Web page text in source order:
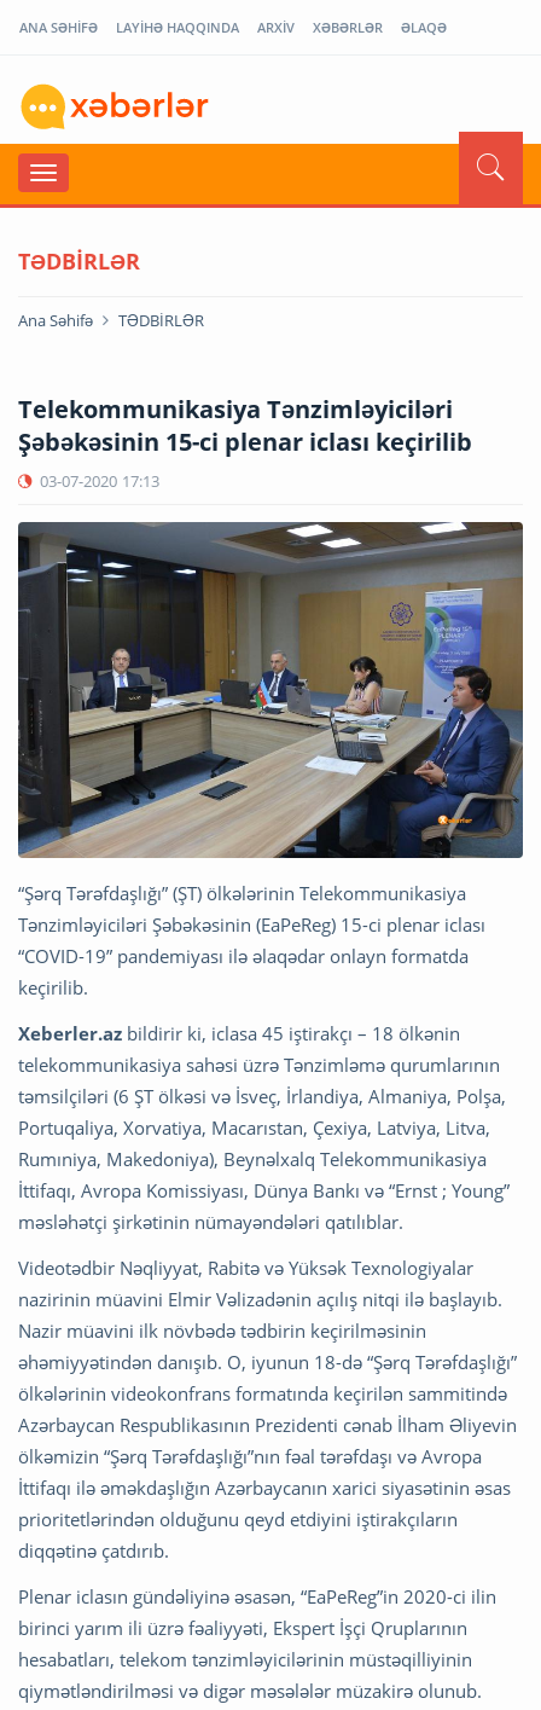
ANA SƏHİFƏ LAYİHƏ HAQQINDA ARXİV XƏBƏRLƏR ƏLAQƏ
TƏDBİRLƏR
Ana Səhifə TƏDBİRLƏR
Telekommunikasiya Tənzimləyiciləri
Şəbəkəsinin 15-ci plenar iclası keçirilib
03-07-2020 17:13
“Şərq Tərəfdaşlığı” (ŞT) ölkələrinin Telekommunikasiya
Tənzimləyiciləri Şəbəkəsinin (EaPeReg) 15-ci plenar iclası
“COVID-19” pandemiyası ilə əlaqədar onlayn formatda
keçirilib.
Xeberler.az bildirir ki, iclasa 45 iştirakçı – 18 ölkənin
telekommunikasiya sahəsi üzrə Tənzimləmə qurumlarının
təmsilçiləri (6 ŞT ölkəsi və İsveç, İrlandiya, Almaniya, Polşa,
Portuqaliya, Xorvatiya, Macarıstan, Çexiya, Latviya, Litva,
Rumıniya, Makedoniya), Beynəlxalq Telekommunikasiya
İttifaqı, Avropa Komissiyası, Dünya Bankı və “Ernst ; Young”
məsləhətçi şirkətinin nümayəndələri qatılıblar.
Videotədbir Nəqliyyat, Rabitə və Yüksək Texnologiyalar
nazirinin müavini Elmir Vəlizadənin açılış nitqi ilə başlayıb.
Nazir müavini ilk növbədə tədbirin keçirilməsinin
əhəmiyyətindən danışıb. O, iyunun 18-də “Şərq Tərəfdaşlığı”
ölkələrinin videokonfrans formatında keçirilən sammitində
Azərbaycan Respublikasının Prezidenti cənab İlham Əliyevin
ölkəmizin “Şərq Tərəfdaşlığı”nın fəal tərəfdaşı və Avropa
İttifaqı ilə əməkdaşlığın Azərbaycanın xarici siyasətinin əsas
prioritetlərindən olduğunu qeyd etdiyini iştirakçıların
diqqətinə çatdırıb.
Plenar iclasın gündəliyinə əsasən, “EaPeReg”in 2020-ci ilin
birinci yarım ili üzrə fəaliyyəti, Ekspert İşçi Qruplarının
hesabatları, telekom tənzimləyicilərinin müstəqilliyinin
qiymətləndirilməsi və digər məsələlər müzakirə olunub.